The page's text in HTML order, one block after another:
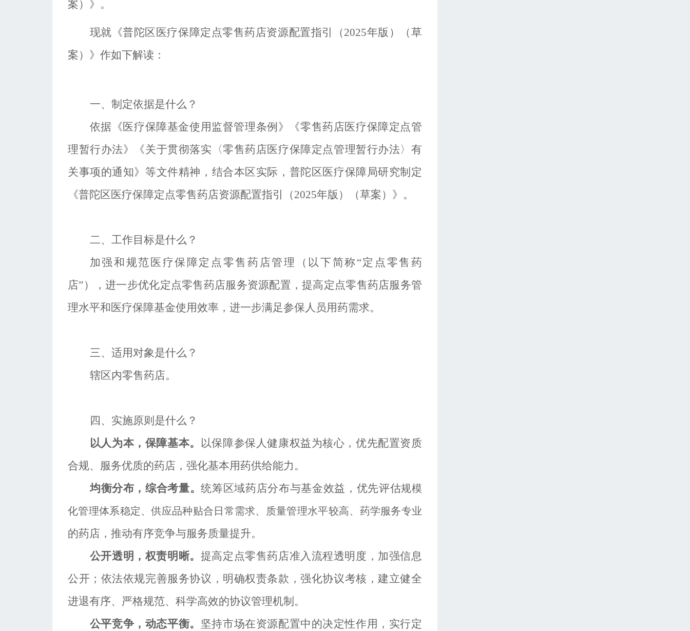
案）》。
现就《普陀区医疗保障定点零售药店资源配置指引（2025年版）（草
案）》作如下解读：
一、制定依据是什么？
依据 《医疗保障基金使用监督管理条例》
《零售药店医疗保障定点管
理暂行办法》《关于贯彻落实〈零售药店医疗保障定点管理暂行办法〉有
关事项的通知》等文件精神，结合本区实际，普陀区医疗保障局研究制定
《普陀区医疗保障定点零售药店资源配置指引（2025年版）（草案）》。
二、工作目标是什么？
加强和规范医疗保障定点零售药店管理（以下简称“定点零售药
店”），进一步优化定点零售药店服务资源配置，提高定点零售药店服务管
理水平和医疗保障基金使用效率，进一步满足参保人员用药需求。
三、适用对象是什么？
辖区内零售药店。
四、实施原则是什么？
以人为本，保障基本。
以保障参保人健康权益为核心，优先配置资质
合规、服务优质的药店，强化基本用药供给能力。
均衡分布，综合考量。统筹区域药店分布与基金效益，优先评估规模
化管理体系稳定、供应品种贴合日常需求、 质量管理水平较高、药学服务专业
的药店，推动有序竞争与服务质量提升。
公开透明，权责明晰。 提高定点零售药店准入流程透明度，加强信息
公开；依法依规完善服务协议，明确权责条款，强化协议考核，建立健全
进退有序、严格规范、科学高效的协议管理机制。
公平竞争，动态平衡。 坚持市场在资源配置中的决定性作用，实行定